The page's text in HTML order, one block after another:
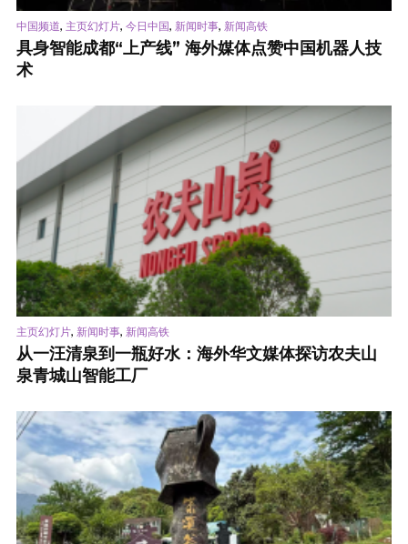
中国频道, 主页幻灯片, 今日中国, 新闻时事, 新闻高铁
具身智能成都“上产线” 海外媒体点赞中国机器人技
术
主页幻灯片, 新闻时事, 新闻高铁
从一汪清泉到一瓶好水：海外华文媒体探访农夫山
泉青城山智能工厂